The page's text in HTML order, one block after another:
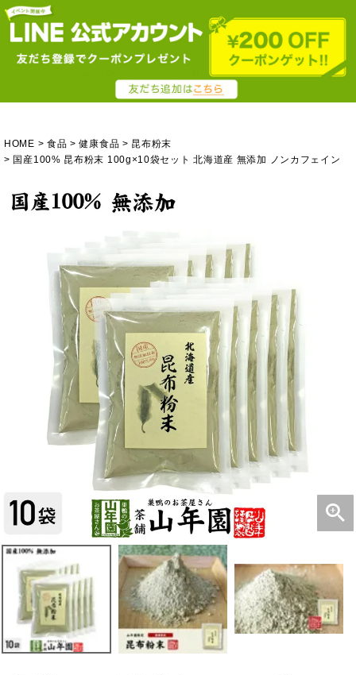
HOME 食品 健康食品
昆布粉末
国産100% 昆布粉末 100g×10袋セット 北海道産 無添加 ノンカフェイン